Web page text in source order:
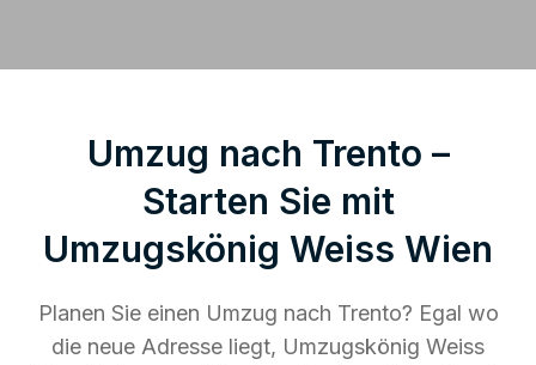
Umzug nach Trento –
Starten Sie mit
Umzugskönig Weiss Wien
Planen Sie einen Umzug nach Trento? Egal wo
die neue Adresse liegt, Umzugskönig Weiss